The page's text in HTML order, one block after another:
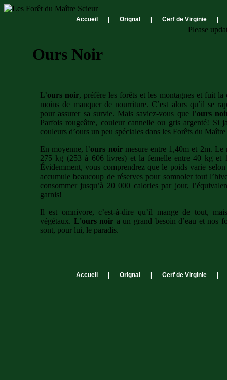
Accueil Orignal Cerf de Virginie
Please
Ours Noir
L’ours noir, préfère les forêts et les montagnes et fuit la
moins de manquer de nourriture. C’est alors qu’il se
pour assurer sa survie. Mais saviez-vous que l’ours
Parfois rougeâtre, couleur cannelle ou gris argenté! Si
couleurs d’ours un peu spéciales dans les Forêts du
En moyenne, l’ours noirmesure entre 1,40m et 2m. Le
275 kg (253 à 606 livres) et la femelle entre 40 kg et
Évidemment, vous comprendrez que le poids varie
accumule beaucoup de réserves pour somnoler tout
consommer jusqu’à 20 000 calories par jour,
garnis!
Il est omnivore, c’est-à-dire qu’il mange de tout,
végétaux. L'ours noir a un grand besoin d’eau et nos
sont, pour lui, le paradis.
Accueil Orignal Cerf de Virginie